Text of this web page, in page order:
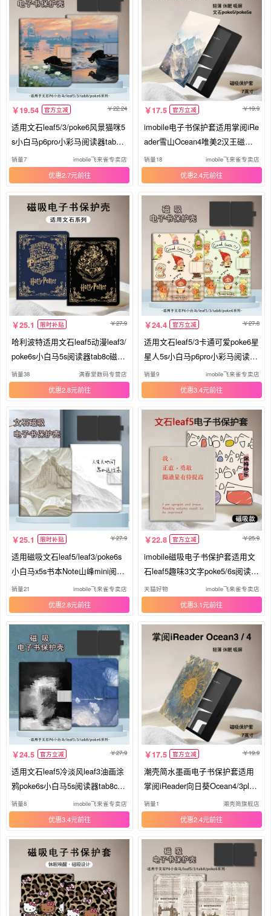
19.54 官方立减 22.24
适用文石leaf5/3/poke6风景猫咪5
s小白马p6pro小彩马阅读器tab8c
磁吸Note电子书BOOX保护套电
纸书保护壳卡通
销量7 imobile飞来雀专卖店
优惠2.7元
17.5 官方立减 19.9
imobile电子书保护套适用掌阅iRe
ader雪山Ocean4唯美2汉王磁吸
文石leaf3/tab8c风景mini小众pok
e5/6s阅读器壳
销量18 imobile飞来雀专卖店
优惠2.4元
25.1 限时补贴 27.9
哈利波特适用文石leaf5动漫leaf3/
poke6s小白马5s阅读器tab8c磁吸
Note电子书BOOX保护套Page电
纸书x5s保护壳
销量38 满春堂数码专营店
优惠2.8元
24.4 官方立减 27.8
适用文石leaf5/3卡通可爱poke6星
星人5s小白马p6pro小彩马阅读器
tab8c磁吸Note电子书BOOX保护
套电纸书保护壳
销量9 imobile飞来雀专卖店
优惠3.4元
25.1 限时补贴 27.9
适用磁吸文石leaf5/leaf3/poke6s
小白马x5s书本Note山峰mini阅读
器tab8c个性boox电子书page保护
套电纸书壳
销量21 imobile飞来雀专卖店
优惠2.8元
22.8 官方立减 25.9
imobile磁吸电子书保护套适用文
石leaf5趣味3文字poke5/6s阅读器
tab8c简约mini个性onyxbooxpag
e/7.8电纸书壳
天猫好物 imobile飞来雀专卖店
优惠3.1元
24.5 官方立减 27.9
适用文石leaf5冷淡风leaf3油画涂
鸦poke6s小白马5s阅读器tab8c磁
吸Note电子书BOOX保护套Page
电纸书x5s保护壳
销量8 imobile飞来雀专卖店
优惠3.4元
17.5 官方立减 19.9
潮壳简水墨画电子书保护套适用
掌阅iReader向日葵Ocean4/3plus/
mini/tab8c磁吸turbo3文石poke5/
6s墨水屏壳
销量1 潮壳简旗舰店
优惠2.4元